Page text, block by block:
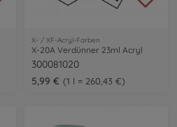
X- / XF-Acryl-Farben
X-20A Verdünner 23ml Acryl
300081020
5,99 €
1 l = 260,43 €